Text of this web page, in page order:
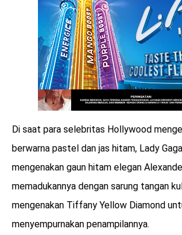
menarik
Di saat para selebritas Hollywood
berwarna pastel dan jas hitam, Lady
mengenakan gaun hitam elegan
memadukannya dengan sarung tangan
mengenakan Tiffany Yellow Diamond
menyempurnakan penampilannya.